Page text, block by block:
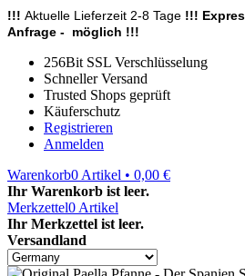
!!! Aktuelle Lieferzeit 2-8 Tage !!!
Anfrage - möglich !!!
256Bit SSL Verschlüsselung
Schneller Versand
Trusted Shops geprüft
Käuferschutz
Registrieren
Anmelden
Warenkorb0 Artikel • 0,00 €
Ihr Warenkorb ist leer.
Merkzettel0 Artikel
Ihr Merkzettel ist leer.
Versandland